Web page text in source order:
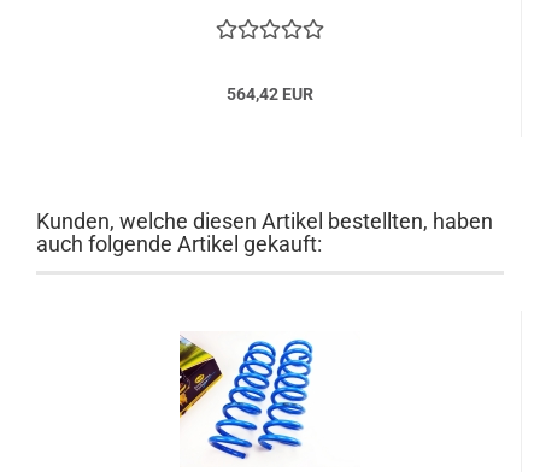
564,42 EUR
Kunden, welche diesen Artikel bestellten, haben
auch folgende Artikel gekauft: